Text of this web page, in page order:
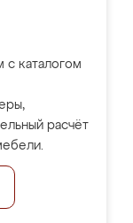
с каталогом
расчёт